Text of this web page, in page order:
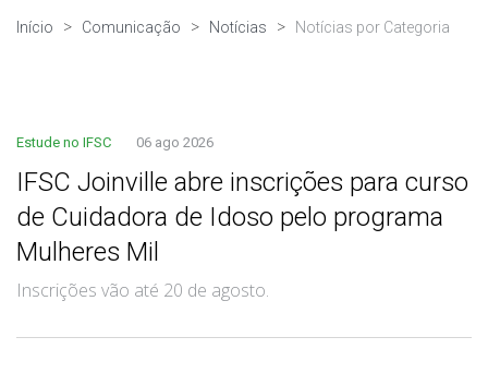
Início Comunicação Notícias Notícias por Categoria
Estude no IFSC 06 ago 2026
IFSC Joinville abre inscrições para curso
de Cuidadora de Idoso pelo programa
Mulheres Mil
Inscrições vão até 20 de agosto.